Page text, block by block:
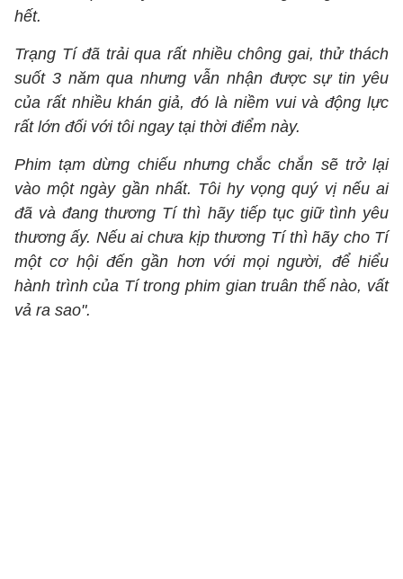
hết.
Trạng Tí đã trải qua rất nhiều chông gai, thử thách
suốt 3 năm qua nhưng vẫn nhận được sự tin yêu
của rất nhiều khán giả, đó là niềm vui và động lực
rất lớn đối với tôi ngay tại thời điểm này.
Phim tạm dừng chiếu nhưng chắc chắn sẽ trở lại
vào một ngày gần nhất. Tôi hy vọng quý vị nếu ai
đã và đang thương Tí thì hãy tiếp tục giữ tình yêu
thương ấy. Nếu ai chưa kịp thương Tí thì hãy cho Tí
một cơ hội đến gần hơn với mọi người, để hiểu
hành trình của Tí trong phim gian truân thế nào, vất
vả ra sao".